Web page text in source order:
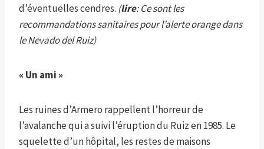
d’éventuelles cendres. (lire: Ce sont les
recommandations sanitaires pour l’alerte orange dans
le Nevado del Ruiz)
« Un ami »
Les ruines d’Armero rappellent l’horreur de
l’avalanche qui a suivi l’éruption du Ruiz en 1985. Le
squelette d’un hôpital, les restes de maisons